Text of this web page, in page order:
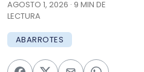
AGOSTO 1, 2026 · 9 MIN DE
LECTURA
ABARROTES